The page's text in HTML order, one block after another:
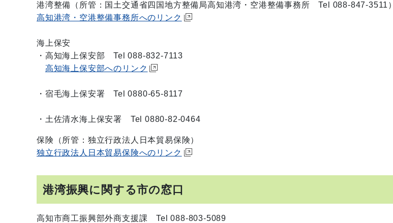
港湾整備（所管：国土交通省四国地方整備局高知港湾・空港整備事務所 Tel 088-847-3511）
高知港湾・空港整備事務所へのリンク
海上保安
・高知海上保安部 Tel 088-832-7113
高知海上保安部へのリンク
・宿毛海上保安署 Tel 0880-65-8117
・土佐清水海上保安署 Tel 0880-82-0464
保険（所管：独立行政法人日本貿易保険）
独立行政法人日本貿易保険へのリンク
港湾振興に関する市の窓口
高知市商工振興部外商支援課 Tel 088-803-5089